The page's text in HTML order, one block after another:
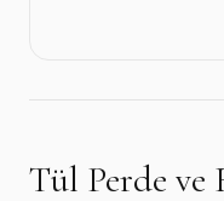
Tül Perde ve